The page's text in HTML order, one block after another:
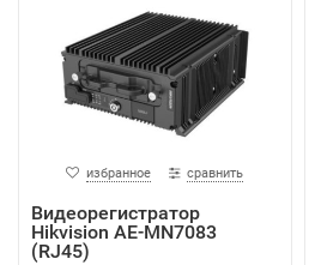
избранное сравнить
Видеорегистратор
Hikvision AE-MN7083
(RJ45)